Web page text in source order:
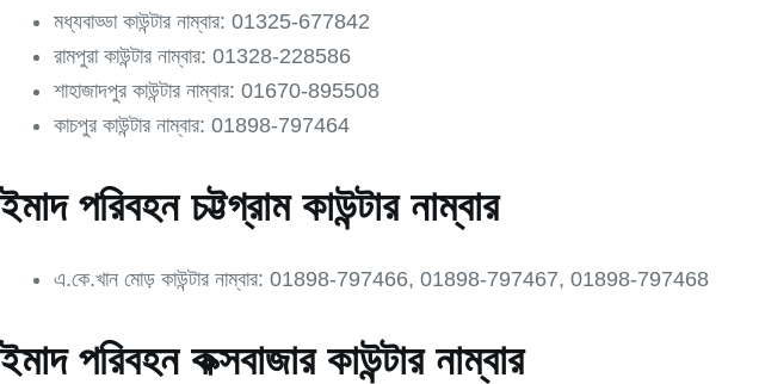
মধ্যবাড্ডা কাউন্টার নাম্বার: 01325-677842
রামপুরা কাউন্টার নাম্বার: 01328-228586
শাহাজাদপুর কাউন্টার নাম্বার: 01670-895508
কাচপুর কাউন্টার নাম্বার: 01898-797464
ইমাদ পরিবহন চট্টগ্রাম কাউন্টার নাম্বার
এ.কে.খান মোড় কাউন্টার নাম্বার: 01898-797466, 01898-797467, 01898-797468
ইমাদ পরিবহন কক্সবাজার কাউন্টার নাম্বার